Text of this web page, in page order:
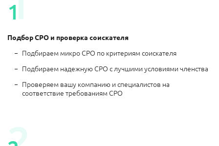
Подбор СРО и проверка соискателя
Подбираем микро СРО по критериям соискателя
Подбираем надежную СРО с лучшими условиями членства
Проверяем вашу компанию и специалистов на
соответствие требованиям СРО